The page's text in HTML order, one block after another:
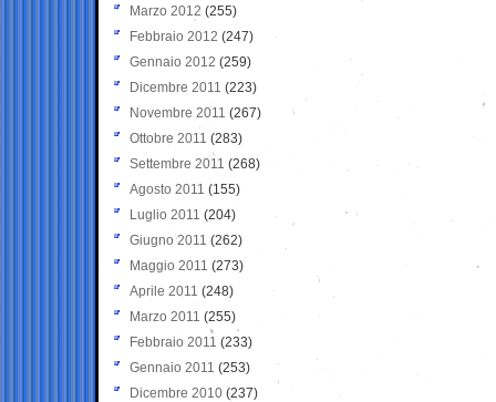
Marzo 2012 (255)
Febbraio 2012 (247)
Gennaio 2012 (259)
Dicembre 2011 (223)
Novembre 2011 (267)
Ottobre 2011 (283)
Settembre 2011 (268)
Agosto 2011 (155)
Luglio 2011 (204)
Giugno 2011 (262)
Maggio 2011 (273)
Aprile 2011 (248)
Marzo 2011 (255)
Febbraio 2011 (233)
Gennaio 2011 (253)
Dicembre 2010 (237)